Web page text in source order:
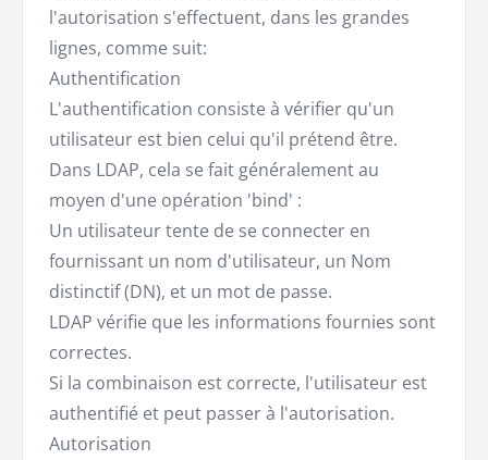
l'autorisation s'effectuent, dans les grandes
lignes, comme suit:
Authentification
L'authentification consiste à vérifier qu'un
utilisateur est bien celui qu'il prétend être.
Dans LDAP, cela se fait généralement au
moyen d'une opération 'bind' :
Un utilisateur tente de se connecter en
fournissant un nom d'utilisateur, un Nom
distinctif (DN), et un mot de passe.
LDAP vérifie que les informations fournies sont
correctes.
Si la combinaison est correcte, l'utilisateur est
authentifié et peut passer à l'autorisation.
Autorisation